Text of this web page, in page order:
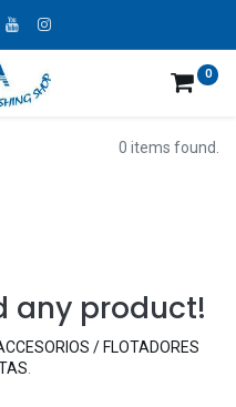
0
0 items found.
any product!
/ FLOTADORES